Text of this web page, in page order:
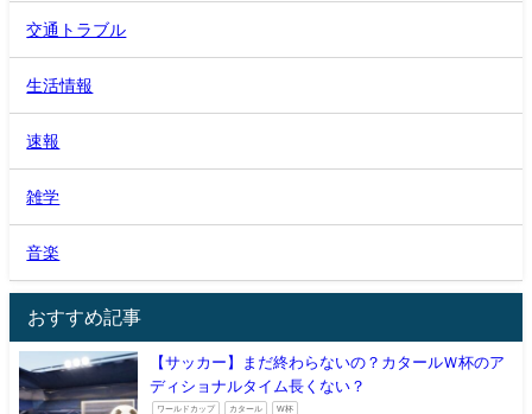
交通トラブル
生活情報
速報
雑学
音楽
おすすめ記事
【サッカー】まだ終わらないの？カタールＷ杯のア
ディショナルタイム長くない？
ワールドカップ カタール W杯